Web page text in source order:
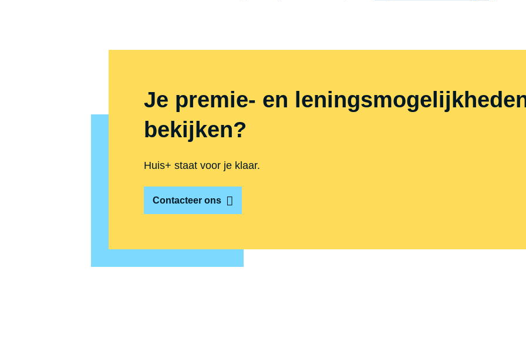
Je premie- en
bekijken?
Huis+ staat voor je klaar.
Contacteer ons